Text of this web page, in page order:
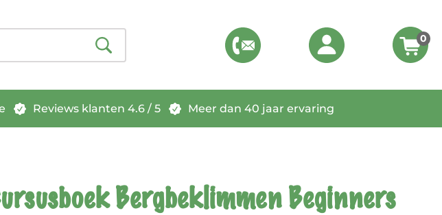
0
Reviews klanten 4.6 / 5 Meer dan 40 jaar ervaring
Bergbeklimmen Beginners